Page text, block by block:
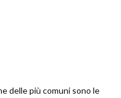
delle più comuni sono le